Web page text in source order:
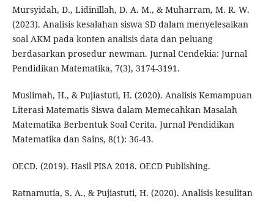
Mursyidah, D., Lidinillah, D. A. M., & Muharram, M. R. W.
(2023). Analisis kesalahan siswa SD dalam menyelesaikan
soal AKM pada konten analisis data dan peluang
berdasarkan prosedur newman. Jurnal Cendekia: Jurnal
Pendidikan Matematika, 7(3), 3174-3191.
Muslimah, H., & Pujiastuti, H. (2020). Analisis Kemampuan
Literasi Matematis Siswa dalam Memecahkan Masalah
Matematika Berbentuk Soal Cerita. Jurnal Pendidikan
Matematika dan Sains, 8(1): 36-43.
OECD. (2019). Hasil PISA 2018. OECD Publishing.
Ratnamutia, S. A., & Pujiastuti, H. (2020). Analisis kesulitan